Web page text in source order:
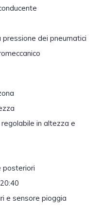
dei pneumatici
in altezza e
posteriori
e sensore pioggia